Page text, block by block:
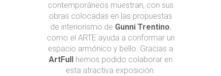
contemporáneos muestran, con sus
obras colocadas en las propuestas
de interiorismo de Gunni Trentino,
como el ARTE ayuda a conformar un
espacio armónico y bello. Gracias a
ArtFull hemos podido colaborar en
esta atractiva exposición.